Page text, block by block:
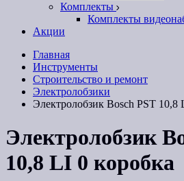
Комплекты
Комплекты
Акции
Главная
Инструменты
Строительство и ремонт
Электролобзики
Электролобзик Bosch PST 10,8
Электролобзик
10,8 LI 0 коробка